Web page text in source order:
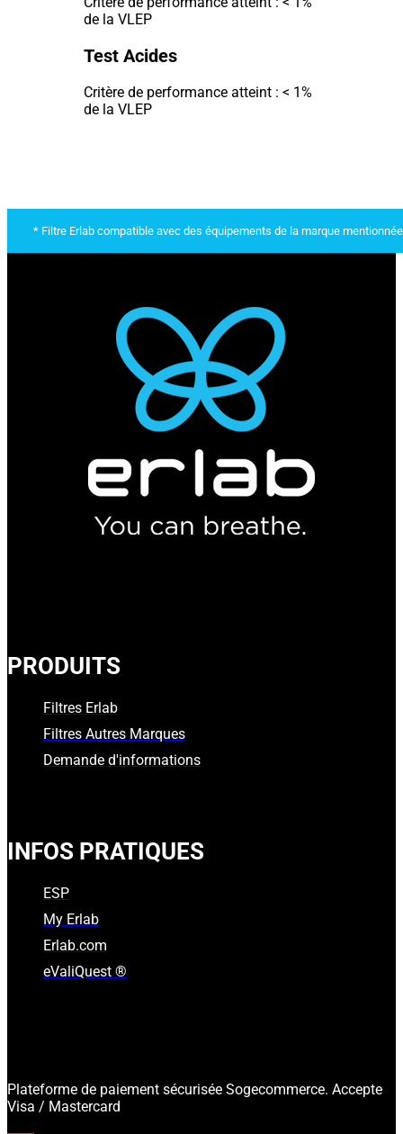
de la VLEP
Test Acides
Critère de performance atteint : < 1%
de la VLEP
* Filtre Erlab compatible avec des équipements de la marque
PRODUITS
Filtres Erlab
Filtres Autres Marques
Demande d'informations
INFOS PRATIQUES
ESP
My Erlab
Erlab.com
eValiQuest ®
Plateforme de paiement sécurisée Sogecommerce. Accepte
Visa / Mastercard